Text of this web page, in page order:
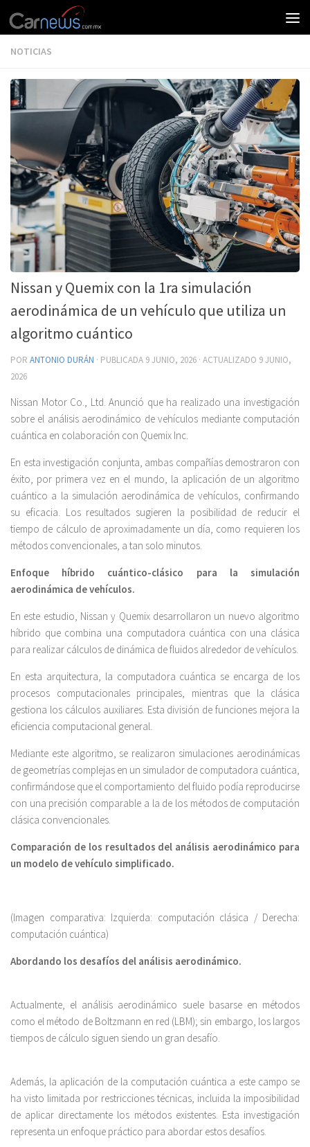
NOTICIAS
Nissan y Quemix con la 1ra simulación
aerodinámica de un vehículo que utiliza un
algoritmo cuántico
POR ANTONIO DURÁN · PUBLICADA 9 JUNIO, 2026 · ACTUALIZADO 9 JUNIO,
2026
Nissan Motor Co., Ltd. Anunció que ha realizado una investigación
sobre el análisis aerodinámico de vehículos mediante computación
cuántica en colaboración con Quemix Inc.
En esta investigación conjunta, ambas compañías demostraron con
éxito, por primera vez en el mundo, la aplicación de un algoritmo
cuántico a la simulación aerodinámica de vehículos, confirmando
su eficacia. Los resultados sugieren la posibilidad de reducir el
tiempo de cálculo de aproximadamente un día, como requieren los
métodos convencionales, a tan solo minutos.
Enfoque híbrido cuántico-clásico para la simulación
aerodinámica de vehículos.
En este estudio, Nissan y Quemix desarrollaron un nuevo algoritmo
híbrido que combina una computadora cuántica con una clásica
para realizar cálculos de dinámica de fluidos alrededor de vehículos.
En esta arquitectura, la computadora cuántica se encarga de los
procesos computacionales principales, mientras que la clásica
gestiona los cálculos auxiliares. Esta división de funciones mejora la
eficiencia computacional general.
Mediante este algoritmo, se realizaron simulaciones aerodinámicas
de geometrías complejas en un simulador de computadora cuántica,
confirmándose que el comportamiento del fluido podía reproducirse
con una precisión comparable a la de los métodos de computación
clásica convencionales.
Comparación de los resultados del análisis aerodinámico para
un modelo de vehículo simplificado.
(Imagen comparativa: Izquierda: computación clásica / Derecha:
computación cuántica)
Abordando los desafíos del análisis aerodinámico.
Actualmente, el análisis aerodinámico suele basarse en métodos
como el método de Boltzmann en red (LBM); sin embargo, los largos
tiempos de cálculo siguen siendo un gran desafío.
Además, la aplicación de la computación cuántica a este campo se
ha visto limitada por restricciones técnicas, incluida la imposibilidad
de aplicar directamente los métodos existentes. Esta investigación
representa un enfoque práctico para abordar estos desafíos.